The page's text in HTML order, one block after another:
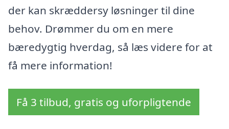
der kan skræddersy løsninger til dine
behov. Drømmer du om en mere
bæredygtig hverdag, så læs videre for at
få mere information!
Få 3 tilbud, gratis og uforpligtende